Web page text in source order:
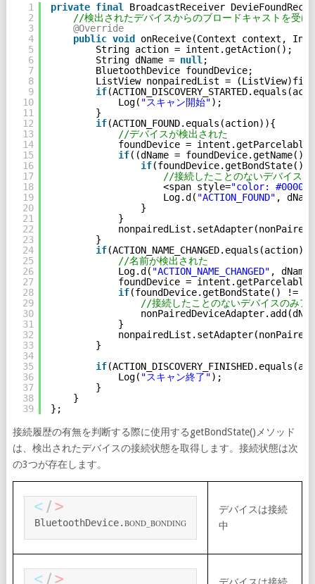
1
2
3
4
5
6
7
8
9
10
11
12
13
14
15
16
17
18
19
20
21
22
23
24
25
26
27
28
29
30
31
32
33
34
35
36
37
38
39
private final
BroadcastReceiver
//検出されたデバイスからのブロードキャストを受け
@Override
public void
onReceive(Context context,
String action = intent.getAction();
String dName = null ;
BluetoothDevice foundDevice;
ListView nonpairedList =
if
Log( "スキャン開始");
}
if(ACTION_FOUND.equals(action)){
//デバイスが検出された
foundDevice =
if((dName =
if(foundDevice.getBondState() !=
//接続したことのないデバイスの
<span style="color:
Log.d( "ACTION_FOUND" ,
}
}
}
if(ACTION_NAME_CHANGED.equals(action)){
//名前が検出された
Log.d( "ACTION_NAME_CHANGED" ,
foundDevice =
if(foundDevice.getBondState() !=
//接続したことのないデバイスのみア
}
}
if
Log( "スキャン終了");
}
}
};
接続履歴の有無を判断する際に使用するgetBondState()メソッド
は、検出されたデバイスの接続状態を取得します。接続状態は次
の3つが存在します。
BluetoothDevice. BOND_BONDING
デバイスは接続
中